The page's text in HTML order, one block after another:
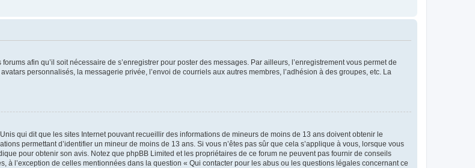
afin qu’il soit nécessaire de s’enregistrer pour poster des messages. Par ailleurs, l’enregistrement vous permet de
personnalisés, la messagerie privée, l’envoi de courriels aux autres membres, l’adhésion à des groupes, etc. La
qui dit que les sites Internet pouvant recueillir des informations de mineurs de moins de 13 ans doivent obtenir le
permettant d’identifier un mineur de moins de 13 ans. Si vous n’êtes pas sûr que cela s’applique à vous, lorsque vous
pour obtenir son avis. Notez que phpBB Limited et les propriétaires de ce forum ne peuvent pas fournir de conseils
à l’exception de celles mentionnées dans la question « Qui contacter pour les abus ou les questions légales concernant ce